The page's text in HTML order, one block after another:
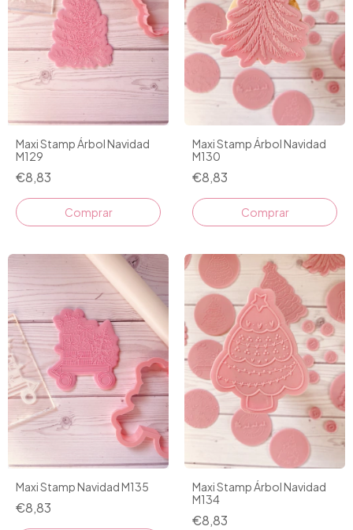
Maxi Stamp Árbol Navidad
M129
€8,83
Comprar
Maxi Stamp Árbol Navidad
M130
€8,83
Comprar
Maxi Stamp Navidad M135
€8,83
Maxi Stamp Árbol Navidad
M134
€8,83